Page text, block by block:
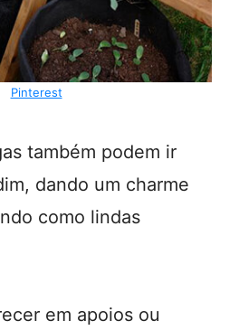
Pinterest
também podem ir
dando um charme
como lindas
em apoios ou